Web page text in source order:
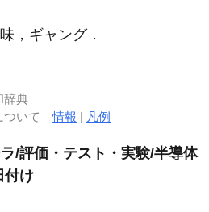
，ギャング．
辞典
ついて情報 | 凡例
/評価・テスト・実験/半導体
付け